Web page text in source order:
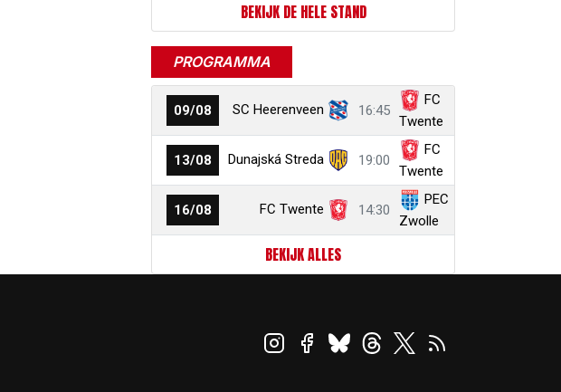
BEKIJK DE HELE STAND
PROGRAMMA
09/08 SC Heerenveen 16:45
FC
Twente
13/08 Dunajská Streda 19:00
FC
Twente
16/08 FC Twente 14:30
PEC
Zwolle
BEKIJK ALLES